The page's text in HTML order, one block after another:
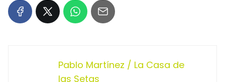
Pablo Martínez / La Casa de
las Setas